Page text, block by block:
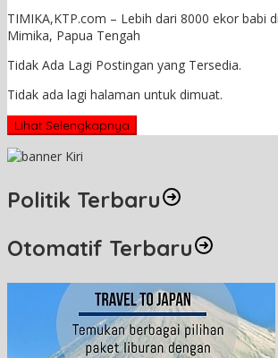
TIMIKA,KTP.com – Lebih dari 8000 ekor babi
Mimika, Papua Tengah
Tidak Ada Lagi Postingan yang Tersedia.
Tidak ada lagi halaman untuk dimuat.
Lihat Selengkapnya
Politik Terbaru
Otomatif Terbaru